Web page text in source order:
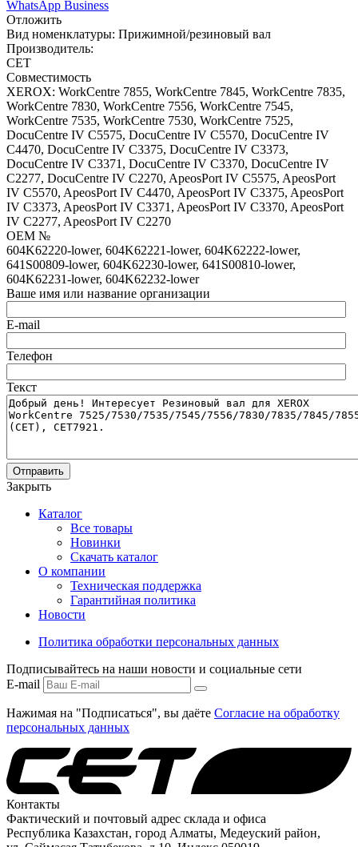
WhatsApp Business
Отложить
Вид номенклатуры: Прижимной/резиновый вал
Производитель:
CET
Совместимость
XEROX: WorkCentre 7855, WorkCentre 7845, WorkCentre 7835,
WorkCentre 7830, WorkCentre 7556, WorkCentre 7545,
WorkCentre 7535, WorkCentre 7530, WorkCentre 7525,
DocuCentre IV C5575, DocuCentre IV C5570, DocuCentre IV
C4470, DocuCentre IV C3375, DocuCentre IV C3373,
DocuCentre IV C3371, DocuCentre IV C3370, DocuCentre IV
C2277, DocuCentre IV C2270, ApeosPort IV C5575, ApeosPort
IV C5570, ApeosPort IV C4470, ApeosPort IV C3375, ApeosPort
IV C3373, ApeosPort IV C3371, ApeosPort IV C3370, ApeosPort
IV C2277, ApeosPort IV C2270
OEM №
604K62220-lower, 604K62221-lower, 604K62222-lower,
641S00809-lower, 604K62230-lower, 641S00810-lower,
604K62231-lower, 604K62232-lower
Ваше имя или название организации
E-mail
Телефон
Текст
Отправить
Закрыть
Каталог
Все товары
Новинки
Скачать каталог
О компании
Техническая поддержка
Гарантийная политика
Новости
Политика обработки персональных данных
Подписывайтесь на наши новости и социальные сети
E-mail
Нажимая на "Подписаться", вы даёте Согласие на обработку
персональных данных
Контакты
Фактический и почтовый адрес склада и офиса
Республика Казахстан, город Алматы, Медеуский район,